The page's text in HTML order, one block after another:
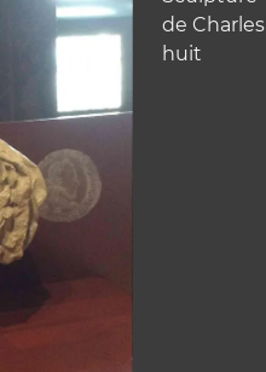
de Charles
huit